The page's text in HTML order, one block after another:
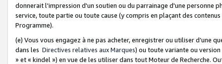
donnerait l'impression d'un soutien ou du parrainage d'une personne
service, toute partie ou toute cause (y compris en plaçant des
Programme).
(e) Vous vous engagez à ne pas acheter, enregistrer ou utiliser d’une
dans les Directives relatives aux Marques) ou toute variante ou
» et « kindel ») en vue de les utiliser dans tout Moteur de Recherche.